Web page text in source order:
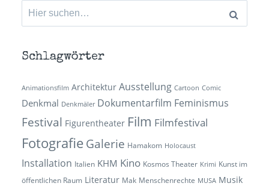
Suchen
nach:
Schlagwörter
Animationsfilm Architektur Ausstellung Cartoon Comic
Denkmal Denkmäler Dokumentarfilm Feminismus
Festival Figurentheater Film Filmfestival
Fotografie Galerie Hamakom Holocaust
Installation Italien KHM Kino Kosmos Theater Krimi Kunst im
öffentlichen Raum Literatur Mak Menschenrechte MUSA Musik